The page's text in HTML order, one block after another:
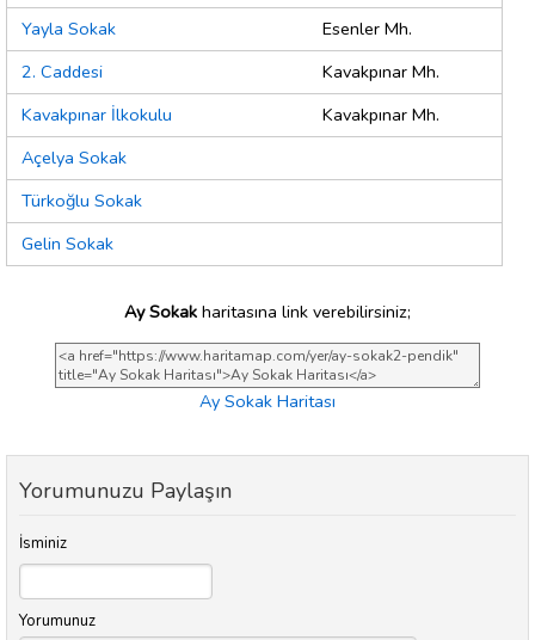
Yayla Sokak
Esenler Mh.
2. Caddesi
Kavakpınar Mh.
Kavakpınar İlkokulu
Kavakpınar Mh.
Açelya Sokak
Türkoğlu Sokak
Gelin Sokak
Ay Sokak haritasına link verebilirsiniz;
Ay Sokak Haritası
Yorumunuzu Paylaşın
İsminiz
Yorumunuz